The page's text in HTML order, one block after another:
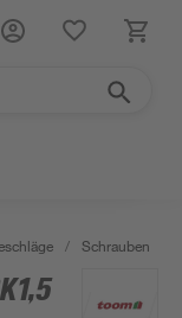
/ Schrauben